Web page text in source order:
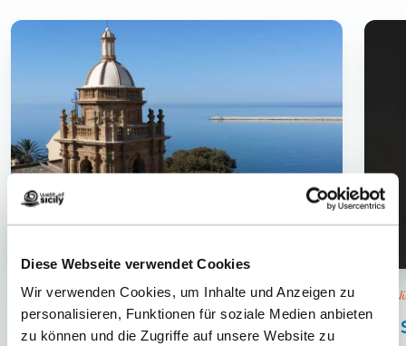
Diese Webseite verwendet Cookies
Wir verwenden Cookies, um Inhalte und Anzeigen zu
personalisieren, Funktionen für soziale Medien anbieten
zu können und die Zugriffe auf unsere Website zu
Mazara Del Vallo
Eine Stadt zwischen Orient und Okzident